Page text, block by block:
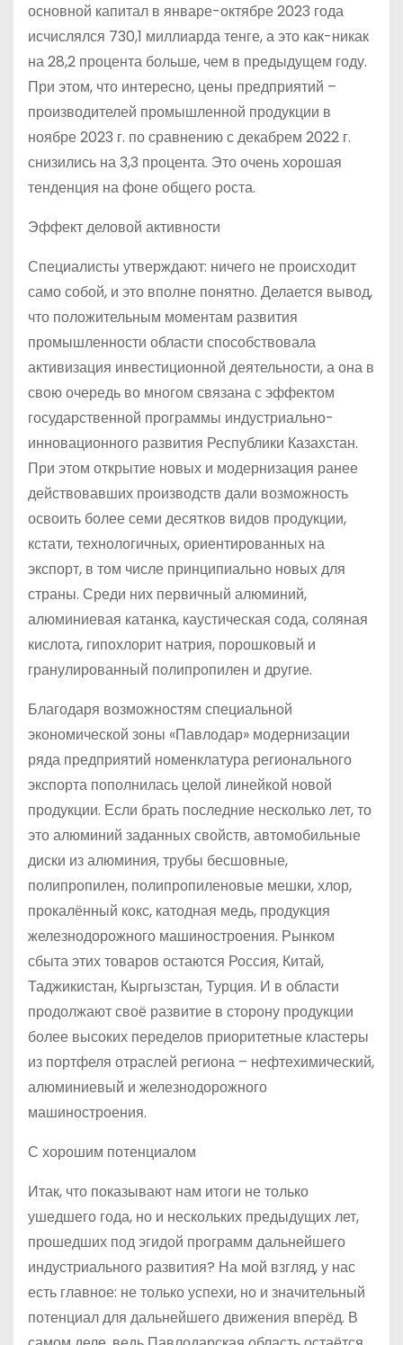
основной капитал в январе-октябре 2023 года
исчислялся 730,1 миллиарда тенге, а это как-никак
на 28,2 процента больше, чем в предыдущем году.
При этом, что интересно, цены предприятий –
производителей промышленной продукции в
ноябре 2023 г. по сравнению с декабрем 2022 г.
снизились на 3,3 процента. Это очень хорошая
тенденция на фоне общего роста.
Эффект деловой активности
Специалисты утверждают: ничего не происходит
само собой, и это вполне понятно. Делается вывод,
что положительным моментам развития
промышленности области способствовала
активизация инвестиционной деятельности, а она в
свою очередь во многом связана с эффектом
государственной программы индустриально-
инновационного развития Республики Казахстан.
При этом открытие новых и модернизация ранее
действовавших производств дали возможность
освоить более семи десятков видов продукции,
кстати, технологичных, ориентированных на
экспорт, в том числе принципиально новых для
страны. Среди них первичный алюминий,
алюминиевая катанка, каустическая сода, соляная
кислота, гипохлорит натрия, порошковый и
гранулированный полипропилен и другие.
Благодаря возможностям специальной
экономической зоны «Павлодар» модернизации
ряда предприятий номенклатура регионального
экспорта пополнилась целой линейкой новой
продукции. Если брать последние несколько лет, то
это алюминий заданных свойств, автомобильные
диски из алюминия, трубы бесшовные,
полипропилен, полипропиленовые мешки, хлор,
прокалённый кокс, катодная медь, продукция
железнодорожного машиностроения. Рынком
сбыта этих товаров остаются Россия, Китай,
Таджикистан, Кыргызстан, Турция. И в области
продолжают своё развитие в сторону продукции
более высоких переделов приоритетные кластеры
из портфеля отраслей региона – нефтехимический,
алюминиевый и железнодорожного
машиностроения.
С хорошим потенциалом
Итак, что показывают нам итоги не только
ушедшего года, но и нескольких предыдущих лет,
прошедших под эгидой программ дальнейшего
индустриального развития? На мой взгляд, у нас
есть главное: не только успехи, но и значительный
потенциал для дальнейшего движения вперёд. В